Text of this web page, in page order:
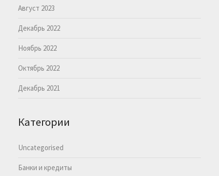
Август 2023
Декабрь 2022
Ноябрь 2022
Октябрь 2022
Декабрь 2021
Категории
Uncategorised
Банки и кредиты